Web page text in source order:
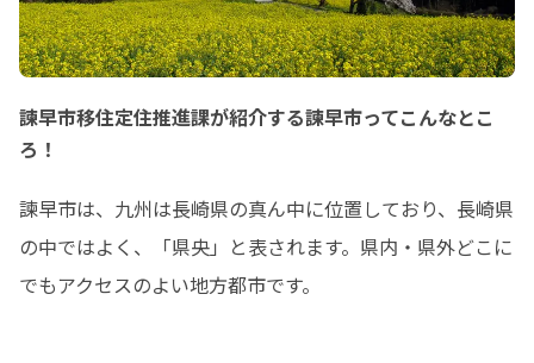
諫早市移住定住推進課が紹介する諫早市ってこんなとこ
ろ！
諫早市は、九州は長崎県の真ん中に位置しており、長崎県
の中ではよく、「県央」と表されます。県内・県外どこに
でもアクセスのよい地方都市です。